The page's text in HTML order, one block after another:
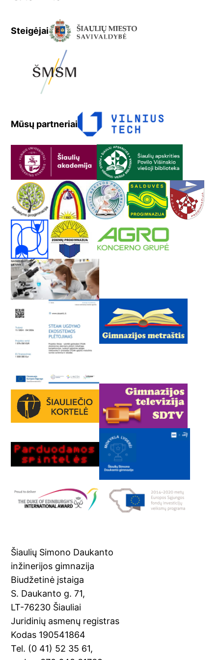
Steigėjai
Mūsų partneriai
Šiaulių Simono Daukanto
inžinerijos gimnazija
Biudžetinė įstaiga
S. Daukanto g. 71,
LT-76230 Šiauliai
Juridinių asmenų registras
Kodas 190541864
Tel. (0 41) 52 35 61,